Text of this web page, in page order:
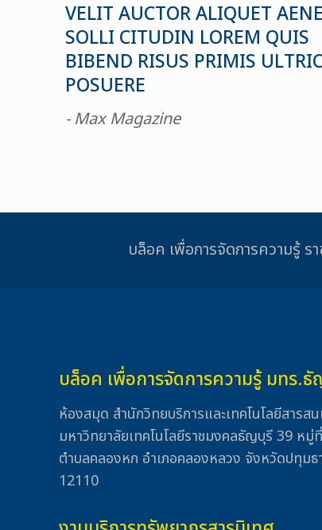
VELIT AUCTOR ALIQUET
SOLLI CITUDIN LOREM QUIS
BIBEND RISUS PRIMIS
POSUERE
- Max Magazine
บล็อค เพื่อการจัดการความ
บล็อค เพื่อการจัดการความรู้ มทร.
ห้องสมุด สำนักวิทยบริการและเทคโนโลยีสารส
มหาวิทยาลัยเทคโนโลยีราชมงคลธัญบุรี 39 หมู่
ตำบลคลองหก อำเภอคลองหลวง จังหวัดปทุมธ
12110